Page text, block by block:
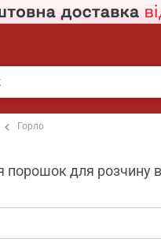
Горло
для розчину